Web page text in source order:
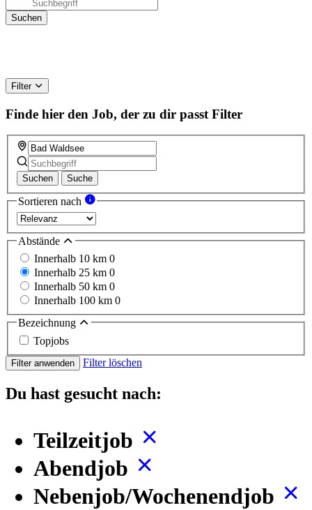
Filter
Finde hier den Job, der zu dir passt Filter
Suchen Suche
Sortieren nach
Abstände
Innerhalb 10 km 0
Innerhalb 25 km 0
Innerhalb 50 km 0
Innerhalb 100 km 0
Bezeichnung
Topjobs
Filter anwenden Filter löschen
Du hast gesucht nach:
Teilzeitjob
Abendjob
Nebenjob/Wochenendjob